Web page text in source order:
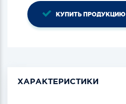
КУПИТЬ ПРОДУКЦИЮ
ХАРАКТЕРИСТИКИ